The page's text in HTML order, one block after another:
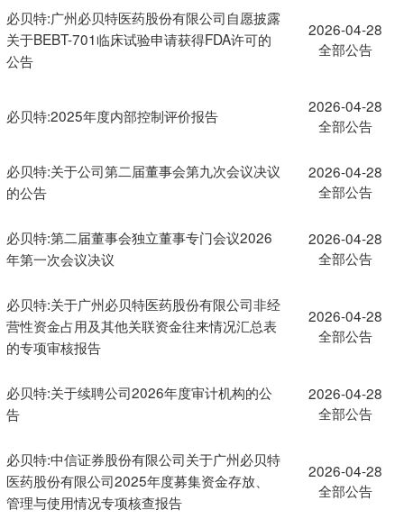
必贝特:广州必贝特医药股份有限公司自愿披露
关于BEBT-701临床试验申请获得FDA许可的
公告
2026-04-28
全部公告
必贝特:2025年度内部控制评价报告
2026-04-28
全部公告
必贝特:关于公司第二届董事会第九次会议决议
的公告
2026-04-28
全部公告
必贝特:第二届董事会独立董事专门会议2026
年第一次会议决议
2026-04-28
全部公告
必贝特:关于广州必贝特医药股份有限公司非经
营性资金占用及其他关联资金往来情况汇总表
的专项审核报告
2026-04-28
全部公告
必贝特:关于续聘公司2026年度审计机构的公
告
2026-04-28
全部公告
必贝特:中信证券股份有限公司关于广州必贝特
医药股份有限公司2025年度募集资金存放、
管理与使用情况专项核查报告
2026-04-28
全部公告